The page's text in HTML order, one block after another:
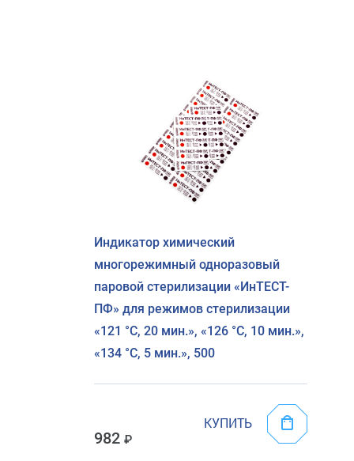
Индикатор химический
многорежимный одноразовый
паровой стерилизации «ИнТЕСТ-
ПФ» для режимов стерилизации
«121 °C, 20 мин.», «126 °C, 10 мин.»,
«134 °C, 5 мин.», 500
982
КУПИТЬ